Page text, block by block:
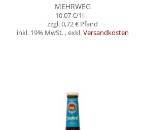
MEHRWEG
10,07 €/1l
0,72 €
inkl. 19% MwSt.,exkl.Versandkosten